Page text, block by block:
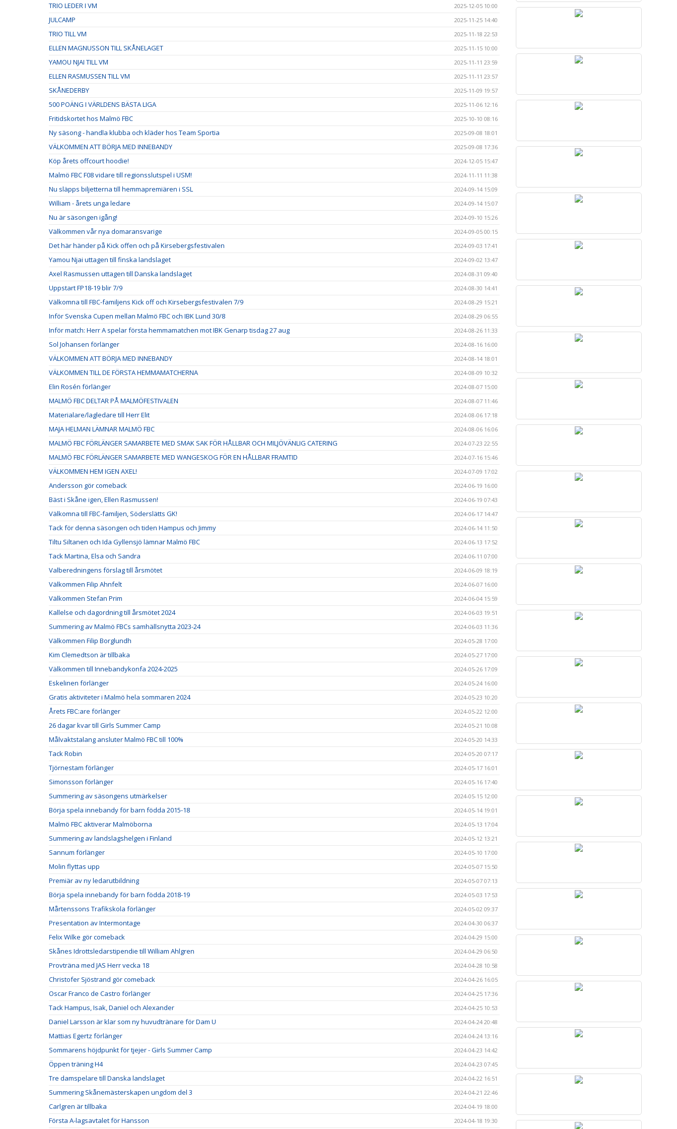
TRIO LEDER I VM 2025-12-05 10:00
JULCAMP 2025-11-25 14:40
TRIO TILL VM 2025-11-18 22:53
ELLEN MAGNUSSON TILL SKÅNELAGET 2025-11-15 10:00
YAMOU NJAI TILL VM 2025-11-11 23:59
ELLEN RASMUSSEN TILL VM 2025-11-11 23:57
SKÅNEDERBY 2025-11-09 19:57
500 POÄNG I VÄRLDENS BÄSTA LIGA 2025-11-06 12:16
Fritidskortet hos Malmö FBC 2025-10-10 08:16
Ny säsong - handla klubba och kläder hos Team Sportia 2025-09-08 18:01
VÄLKOMMEN ATT BÖRJA MED INNEBANDY 2025-09-08 17:36
Köp årets offcourt hoodie! 2024-12-05 15:47
Malmö FBC F08 vidare till regionsslutspel i USM! 2024-11-11 11:38
Nu släpps biljetterna till hemmapremiären i SSL 2024-09-14 15:09
William - årets unga ledare 2024-09-14 15:07
Nu är säsongen igång! 2024-09-10 15:26
Välkommen vår nya domaransvarige 2024-09-05 00:15
Det här händer på Kick offen och på Kirsebergsfestivalen 2024-09-03 17:41
Yamou Njai uttagen till finska landslaget 2024-09-02 13:47
Axel Rasmussen uttagen till Danska landslaget 2024-08-31 09:40
Uppstart FP18-19 blir 7/9 2024-08-30 14:41
Välkomna till FBC-familjens Kick off och Kirsebergsfestivalen 7/9 2024-08-29 15:21
Inför Svenska Cupen mellan Malmö FBC och IBK Lund 30/8 2024-08-29 06:55
Inför match: Herr A spelar första hemmamatchen mot IBK Genarp tisdag 27 aug 2024-08-26 11:33
Sol Johansen förlänger 2024-08-16 16:00
VÄLKOMMEN ATT BÖRJA MED INNEBANDY 2024-08-14 18:01
VÄLKOMMEN TILL DE FÖRSTA HEMMAMATCHERNA 2024-08-09 10:32
Elin Rosén förlänger 2024-08-07 15:00
MALMÖ FBC DELTAR PÅ MALMÖFESTIVALEN 2024-08-07 11:46
Materialare/lagledare till Herr Elit 2024-08-06 17:18
MAJA HELMAN LÄMNAR MALMÖ FBC 2024-08-06 16:06
MALMÖ FBC FÖRLÄNGER SAMARBETE MED SMAK SAK FÖR HÅLLBAR OCH MILJÖVÄNLIG CATERING 2024-07-23 22:55
MALMÖ FBC FÖRLÄNGER SAMARBETE MED WANGESKOG FÖR EN HÅLLBAR FRAMTID 2024-07-16 15:46
VÄLKOMMEN HEM IGEN AXEL! 2024-07-09 17:02
Andersson gör comeback 2024-06-19 16:00
Bäst i Skåne igen, Ellen Rasmussen! 2024-06-19 07:43
Välkomna till FBC-familjen, Söderslätts GK! 2024-06-17 14:47
Tack för denna säsongen och tiden Hampus och Jimmy 2024-06-14 11:50
Tiltu Siltanen och Ida Gyllensjö lämnar Malmö FBC 2024-06-13 17:52
Tack Martina, Elsa och Sandra 2024-06-11 07:00
Valberedningens förslag till årsmötet 2024-06-09 18:19
Välkommen Filip Ahnfelt 2024-06-07 16:00
Välkommen Stefan Prim 2024-06-04 15:59
Kallelse och dagordning till årsmötet 2024 2024-06-03 19:51
Summering av Malmö FBCs samhällsnytta 2023-24 2024-06-03 11:36
Välkommen Filip Borglundh 2024-05-28 17:00
Kim Clemedtson är tillbaka 2024-05-27 17:00
Välkommen till Innebandykonfa 2024-2025 2024-05-26 17:09
Eskelinen förlänger 2024-05-24 16:00
Gratis aktiviteter i Malmö hela sommaren 2024 2024-05-23 10:20
Årets FBC:are förlänger 2024-05-22 12:00
26 dagar kvar till Girls Summer Camp 2024-05-21 10:08
Målvaktstalang ansluter Malmö FBC till 100% 2024-05-20 14:33
Tack Robin 2024-05-20 07:17
Tjörnestam förlänger 2024-05-17 16:01
Simonsson förlänger 2024-05-16 17:40
Summering av säsongens utmärkelser 2024-05-15 12:00
Börja spela innebandy för barn födda 2015-18 2024-05-14 19:01
Malmö FBC aktiverar Malmöborna 2024-05-13 17:04
Summering av landslagshelgen i Finland 2024-05-12 13:21
Sannum förlänger 2024-05-10 17:00
Molin flyttas upp 2024-05-07 15:50
Premiär av ny ledarutbildning 2024-05-07 07:13
Börja spela innebandy för barn födda 2018-19 2024-05-03 17:53
Mårtenssons Trafikskola förlänger 2024-05-02 09:37
Presentation av Intermontage 2024-04-30 06:37
Felix Wilke gör comeback 2024-04-29 15:00
Skånes Idrottsledarstipendie till William Ahlgren 2024-04-29 06:50
Provträna med JAS Herr vecka 18 2024-04-28 10:58
Christofer Sjöstrand gör comeback 2024-04-26 16:05
Oscar Franco de Castro förlänger 2024-04-25 17:36
Tack Hampus, Isak, Daniel och Alexander 2024-04-25 10:53
Daniel Larsson är klar som ny huvudtränare för Dam U 2024-04-24 20:48
Mattias Egertz förlänger 2024-04-24 13:16
Sommarens höjdpunkt för tjejer - Girls Summer Camp 2024-04-23 14:42
Öppen träning H4 2024-04-23 07:45
Tre damspelare till Danska landslaget 2024-04-22 16:51
Summering Skånemästerskapen ungdom del 3 2024-04-21 22:46
Carlgren är tillbaka 2024-04-19 18:00
Första A-lagsavtalet för Hansson 2024-04-18 19:30